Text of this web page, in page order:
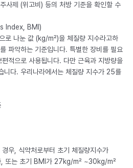
사제 (위고비) 등의 처방 기준을 확인할 수
Index, BMI)
로 나눈 값 (kg/m²)을 체질량 지수라고하
파악하는 기준입니다. 특별한 장비를 필요
적으로 사용됩니다. 다만 근육과 지방량을
니다. 우리나라에서는 체질량 지수가 25를
우, 식약처로부터 초기 체질량지수가
, 또는 초기 BMI가 27kg/m² ~30kg/m²